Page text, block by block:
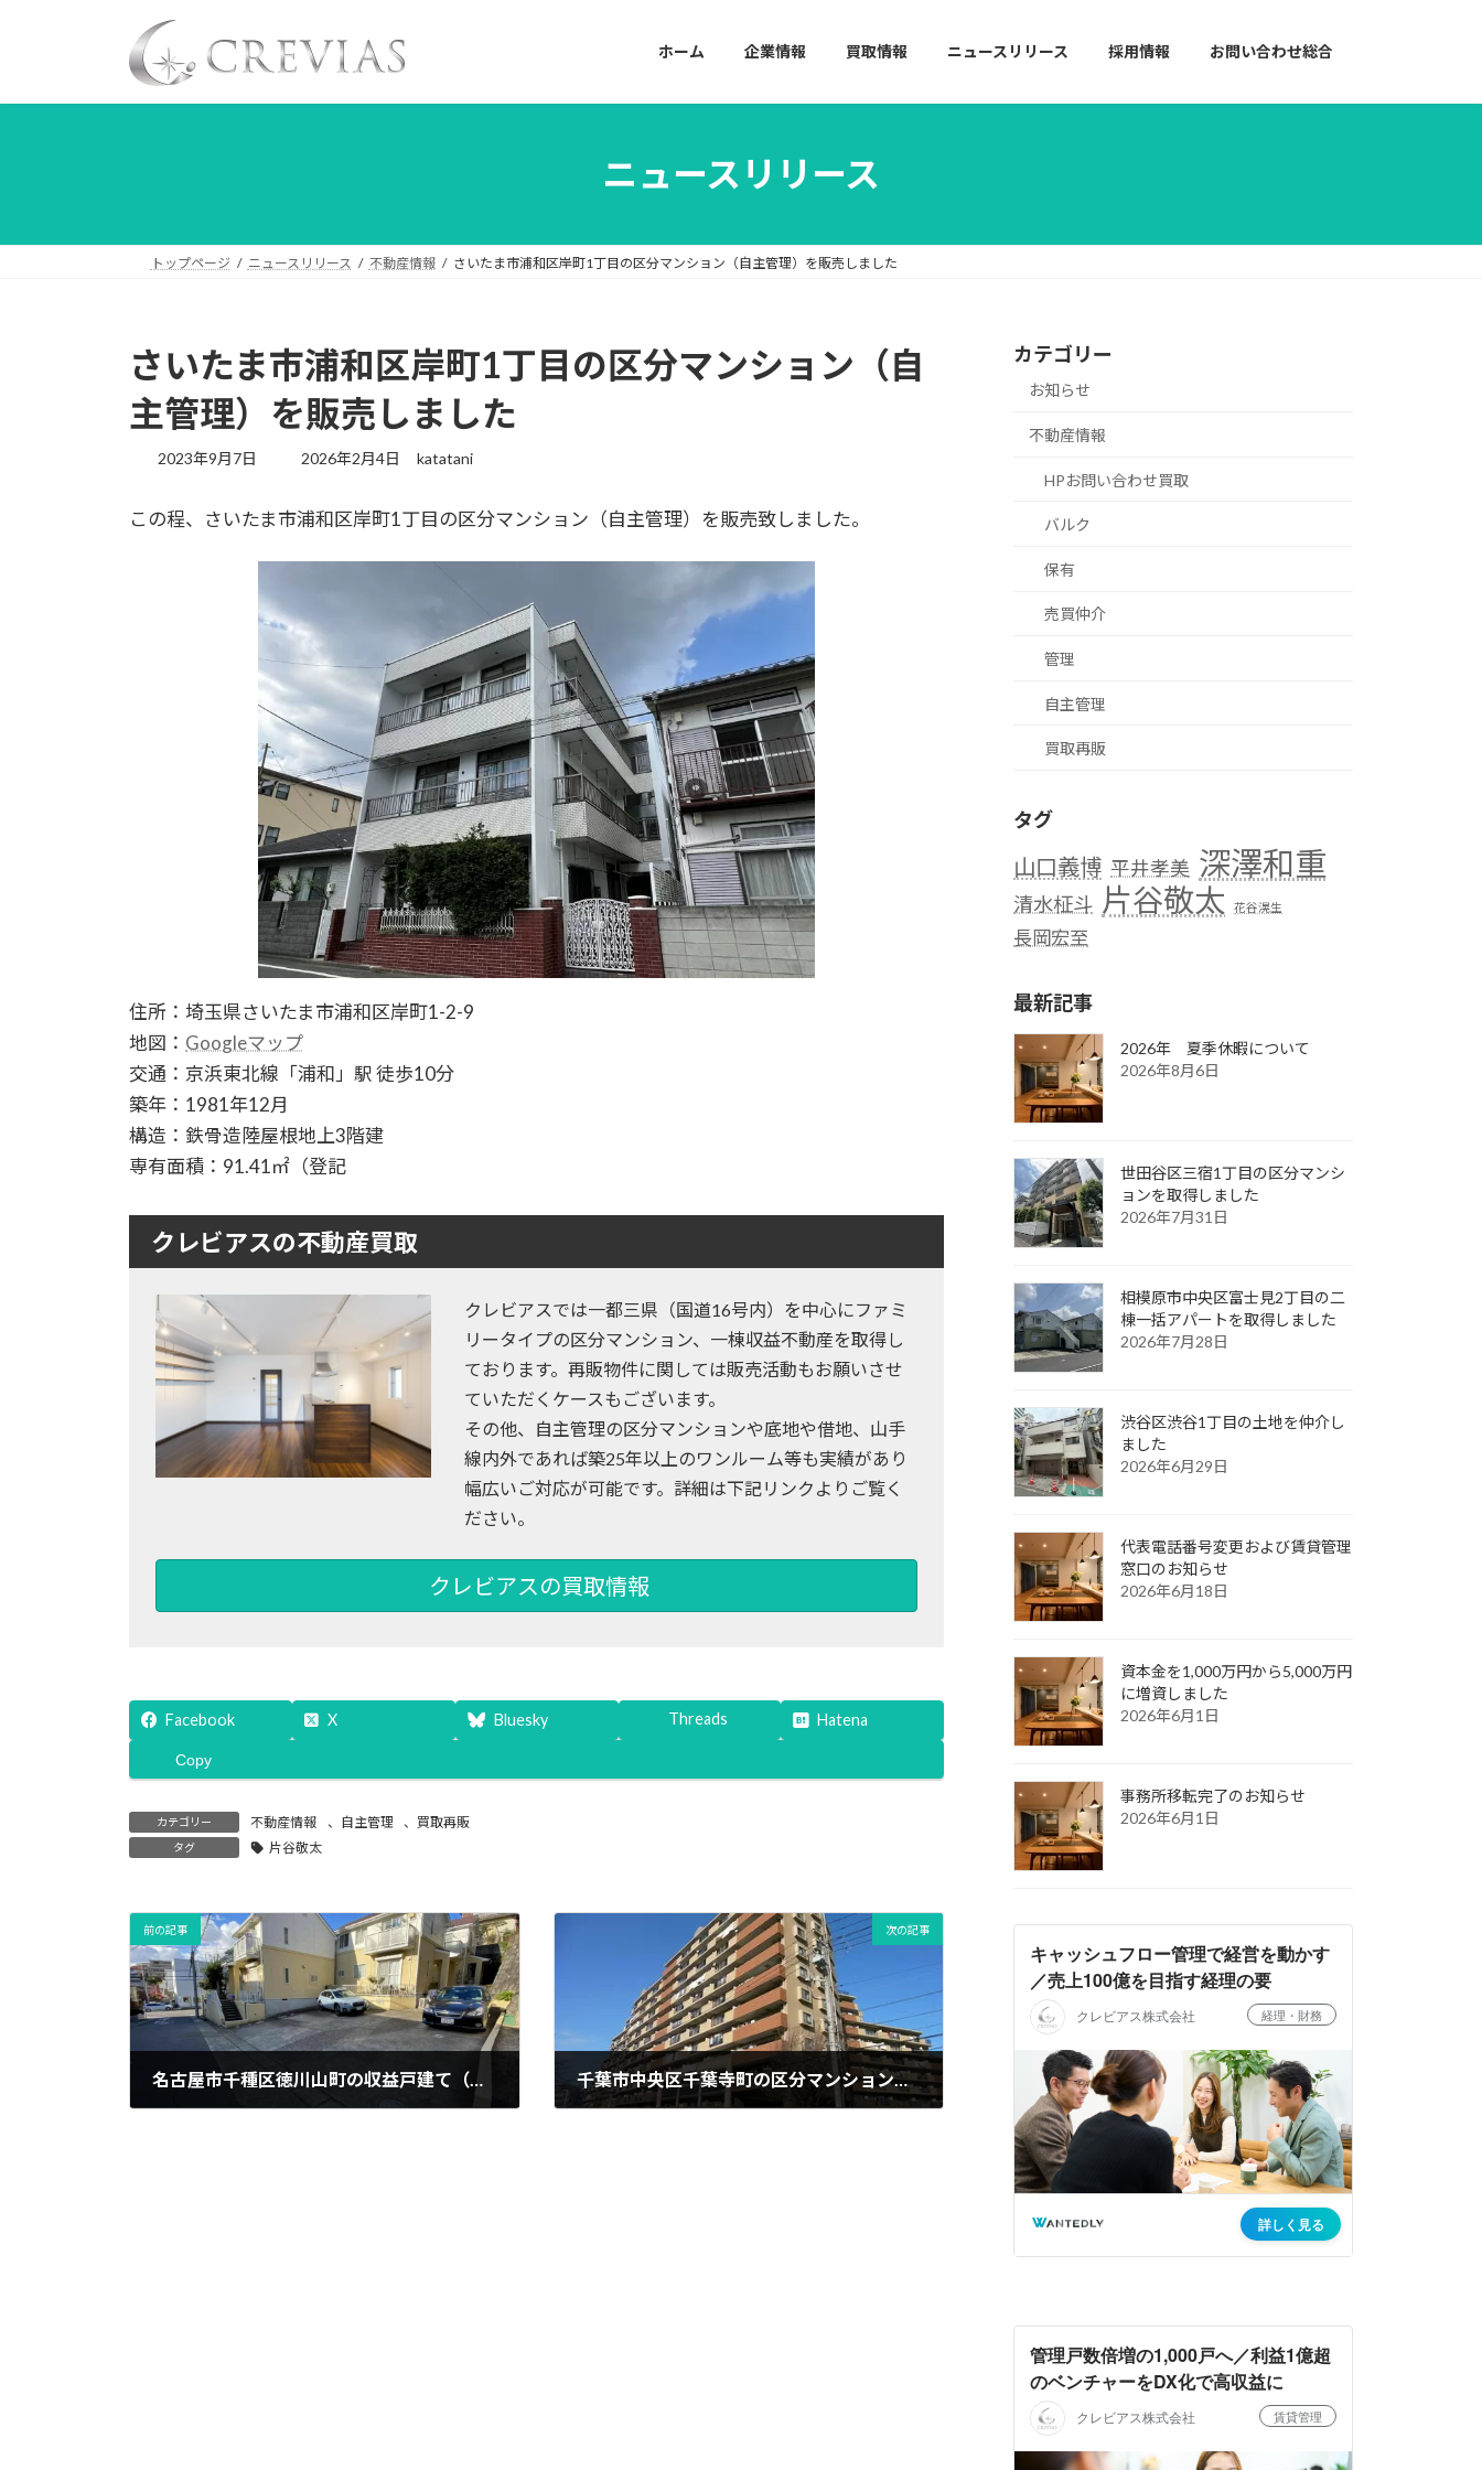
プ
動
ホーム 企業情報 買取情報 ニュースリリース 採用情報 お問い合わせ総合
ニュースリリース
トップページ ニュースリリース 不動産情報 さいたま市浦和区岸町1丁目の区分マンション（自主管理）を販売しました
さいたま市浦和区岸町1丁目の区分マンション（自
主管理）を販売しました
2023年9月7日
最
新
時
2026年2月4日 katatani
この程、さいたま市浦和区岸町1丁目の区分マンション（自主管理）を販売致しました。
住所：埼玉県さいたま市浦和区岸町1-2-9
地図： Googleマップ
交通：京浜東北線「浦和」駅 徒歩10分
築年：1981年12月
構造：鉄骨造陸屋根地上3階建
専有面積：91.41㎡（登記
クレビアスの不動産買取
クレビアスでは一都三県（国道16号内）を中心にファミ
リータイプの区分マンション、一棟収益不動産を取得し
ております。再販物件に関しては販売活動もお願いさせ
ていただくケースもございます。
その他、自主管理の区分マンションや底地や借地、山手
線内外であれば築25年以上のワンルーム等も実績があり
幅広いご対応が可能です。詳細は下記リンクよりご覧く
ださい。
クレビアスの買取情報
Facebook X Bluesky Threads Hatena
Copy
カテゴリー 不動産情報 、 自主管理 、 買取再販
タグ 片谷敬太
前の記事
名古屋市千種区徳川山町の収益戸建て（バルク5棟）を仲介しました
次の記事
千葉市中央区千葉寺町の区分マンションを管理受託しました
カテゴリー
お知らせ
不動産情報
HPお問い合わせ買取
バルク
保有
売買仲介
管理
自主管理
買取再販
タグ
山口義博 平井孝美 深澤和重
清水柾斗 片谷敬太 花谷滉生
長岡宏至
最新記事
2026年 夏季休暇について
2026年8月6日
世田谷区三宿1丁目の区分マンシ
ョンを取得しました
2026年7月31日
相模原市中央区富士見2丁目の二
棟一括アパートを取得しました
2026年7月28日
渋谷区渋谷1丁目の土地を仲介し
ました
2026年6月29日
代表電話番号変更および賃貸管理
窓口のお知らせ
2026年6月18日
資本金を1,000万円から5,000万円
に増資しました
2026年6月1日
事務所移転完了のお知らせ
2026年6月1日